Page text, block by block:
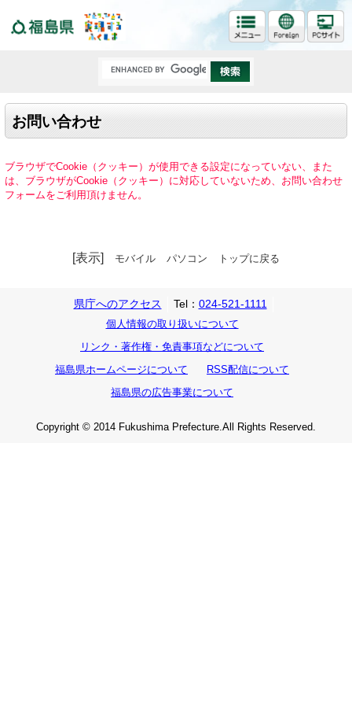
お問い合わせ
ブラウザでCookie（クッキー）が使用できる設定になっていない、また
は、ブラウザがCookie（クッキー）に対応していないため、お問い合わせ
フォームをご利用頂けません。
[表示] モバイル パソコン トップに戻る
県庁へのアクセス Tel： 024-521-1111
個人情報の取り扱いについて
リンク・著作権・免責事項などについて
福島県ホームページについて
RSS配信について
福島県の広告事業について
Copyright © 2014 Fukushima Prefecture.All Rights Reserved.